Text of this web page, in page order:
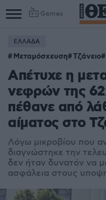
Games
ΕΛΛΑΔΑ
Μεταμόσχευση Τζάνειο
Απέτυχε η
νεφρών της
πέθανε από
αίματος στο
Λόγω μικροβίου που
διαγνώστηκε την
δεν ήταν δυνατόν να
ασφάλεια στους